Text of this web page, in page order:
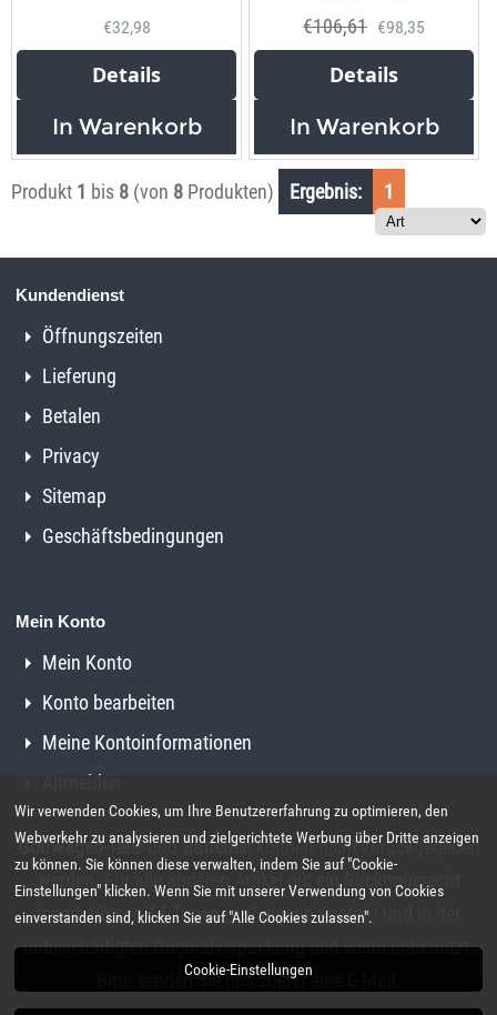
€32,98
Details
In Warenkorb
€106,61 €98,35
Details
In Warenkorb
Produkt 1 bis 8 (von 8 Produkten) Ergebnis: 1
Kundendienst
Öffnungszeiten
Lieferung
Betalen
Privacy
Sitemap
Geschäftsbedingungen
Mein Konto
Mein Konto
Konto bearbeiten
Meine Kontoinformationen
Anmelden
Golfwagen-Teileund Batterienkönnen nicht zurückgegeben
werden. Für alle anderen Artikel gilt ein Rückgaberecht
innerhalb von 14 Tagen (auf eigene Kosten) und in der
unbeschädigten Originalverpackung und wenn unbenutzt.
Bitte senden Sie uns zuerst eine E-Mail.
Wir verwenden Cookies, um Ihre Benutzererfahrung zu optimieren, den
Webverkehr zu analysieren und zielgerichtete Werbung über Dritte anzeigen
zu können. Sie können diese verwalten, indem Sie auf "Cookie-
Einstellungen" klicken. Wenn Sie mit unserer Verwendung von Cookies
einverstanden sind, klicken Sie auf "Alle Cookies zulassen".
Cookie-Einstellungen